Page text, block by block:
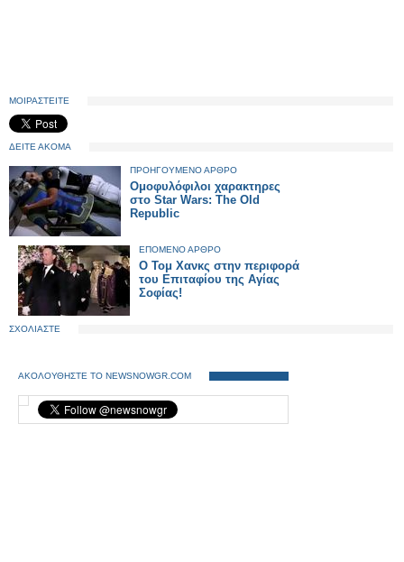
ΜΟΙΡΑΣΤΕΙΤΕ
ΔΕΙΤΕ ΑΚΟΜΑ
ΠΡΟΗΓΟΥΜΕΝΟ ΑΡΘΡΟ
Ομοφυλόφιλοι χαρακτηρες
στο Star Wars: The Old
Republic
ΕΠΟΜΕΝΟ ΑΡΘΡΟ
Ο Τομ Χανκς στην περιφορά
του Επιταφίου της Αγίας
Σοφίας!
ΣΧΟΛΙΑΣΤΕ
ΑΚΟΛΟΥΘΗΣΤΕ ΤΟ NEWSNOWGR.COM